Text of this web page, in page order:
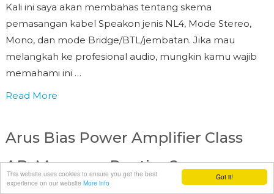
Got it!
This website uses cookies to ensure you get the best
experience on our website More info
Kali ini saya akan membahas tentang skema
pemasangan kabel Speakon jenis NL4, Mode Stereo,
Mono, dan mode Bridge/BTL/jembatan. Jika mau
melangkah ke profesional audio, mungkin kamu wajib
memahami ini …
Read More
Arus Bias Power Amplifier Class
AB, Mengapa Penting?